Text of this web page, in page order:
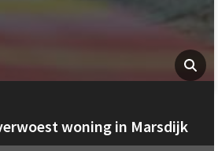
woning in Marsdijk